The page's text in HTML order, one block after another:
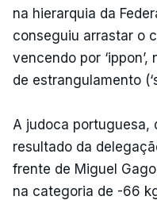
na hierarquia da
conseguiu arrastar o
vencendo por
de estrangulamento
A judoca portuguesa,
resultado da
frente de Miguel
na categoria de -66